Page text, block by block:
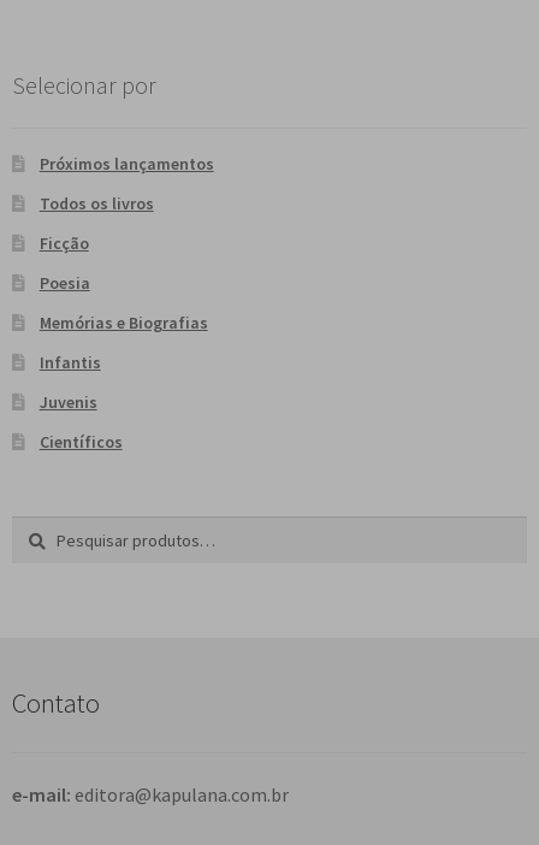
Selecionar por
Próximos lançamentos
Todos os livros
Ficção
Poesia
Memórias e Biografias
Infantis
Juvenis
Científicos
Pesquisar
a
Contato
e-mail: editora@kapulana.com.br